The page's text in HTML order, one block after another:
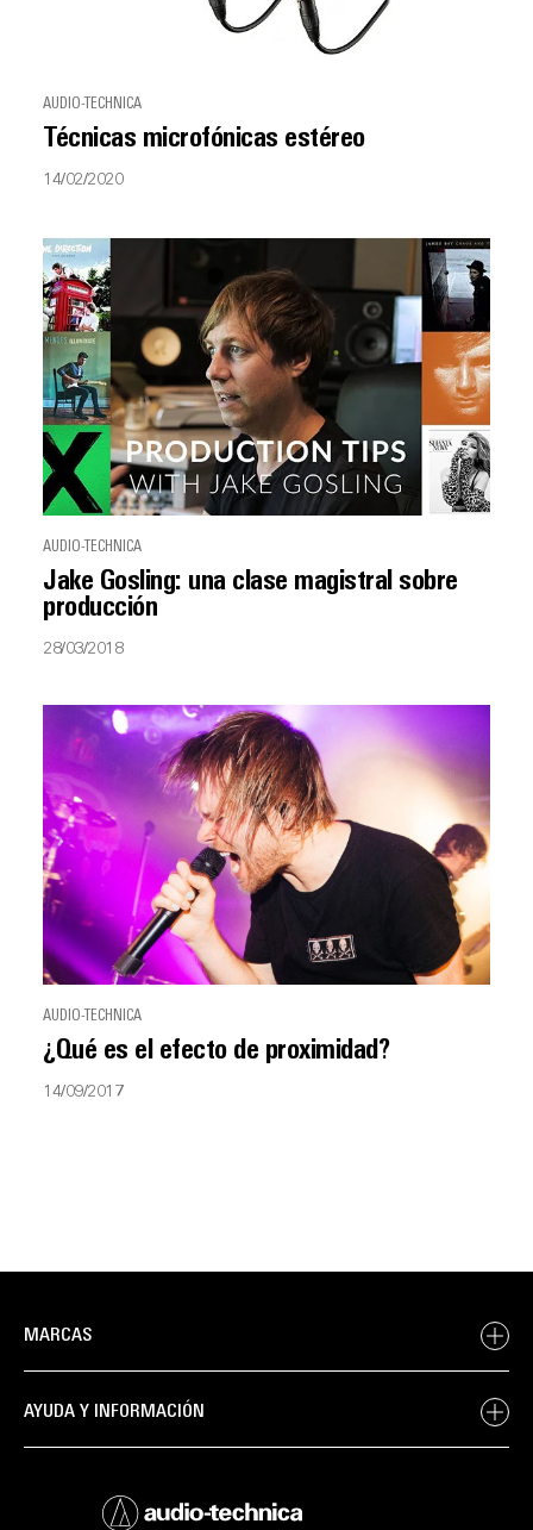
AUDIO-TECHNICA
Técnicas microfónicas estéreo
14/02/2020
AUDIO-TECHNICA
Jake Gosling: una clase magistral sobre
producción
28/03/2018
AUDIO-TECHNICA
¿Qué es el efecto de proximidad?
14/09/2017
MARCAS
AYUDA Y INFORMACIÓN